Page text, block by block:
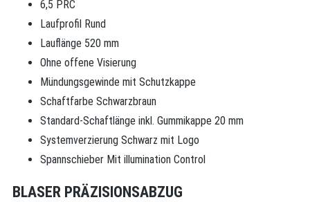
6,5 PRC
Laufprofil Rund
Lauflänge 520 mm
Ohne offene Visierung
Mündungsgewinde mit Schutzkappe
Schaftfarbe Schwarzbraun
Standard-Schaftlänge inkl. Gummikappe 20 mm
Systemverzierung Schwarz mit Logo
Spannschieber Mit illumination Control
BLASER PRÄZISIONSABZUG